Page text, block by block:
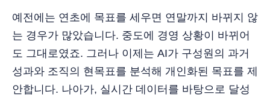
예전에는 연초에 목표를 세우면 연말까지 바뀌지 않
는 경우가 많았습니다. 중도에 경영 상황이 바뀌어
도 그대로였죠. 그러나 이제는 AI가 구성원의 과거
성과와 조직의 현목표를 분석해 개인화된 목표를 제
안합니다. 나아가, 실시간 데이터를 바탕으로 달성